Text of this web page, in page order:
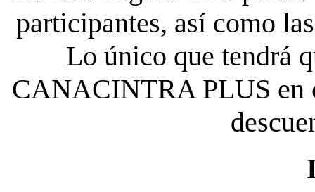
participantes, así como
Lo único que tendrá
CANACINTRA PLUS en